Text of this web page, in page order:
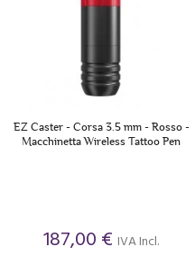
EZ Caster - Corsa 3.5 mm - Rosso -
Macchinetta Wireless Tattoo Pen
187,00 € IVA Incl.